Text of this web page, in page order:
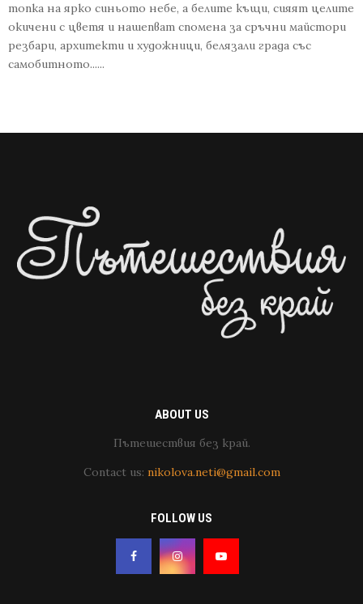
топка на ярко синьото небе, а белите къщи, сияят целите
окичени с цветя и нашепват спомена за сръчни майстори
резбари, архитекти и художници, белязали града със
самобитното......
ABOUT US
Пътешествия без край.
Contact us: nikolova.neti@gmail.com
FOLLOW US